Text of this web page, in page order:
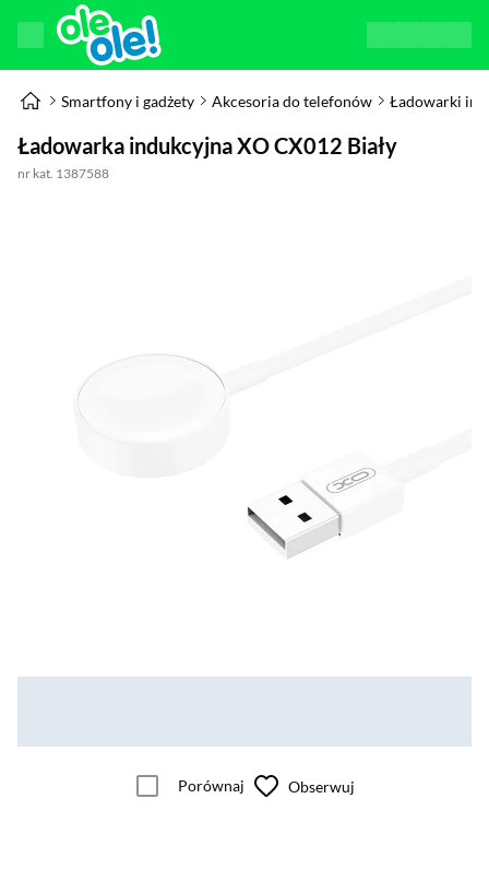
Smartfony i gadżety Akcesoria do telefonów Ładowarki
Ładowarka indukcyjna XO CX012 Biały
nr kat. 1387588
Porównaj Obserwuj